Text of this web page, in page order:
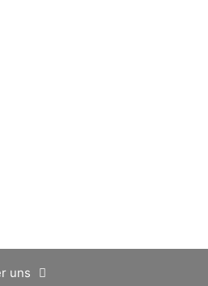
uns